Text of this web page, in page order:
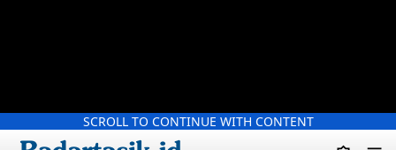
SCROLL TO CONTINUE WITH CONTENT